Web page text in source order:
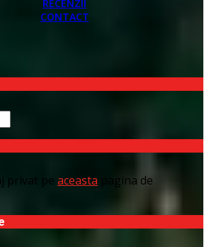
RECENZII
CONTACT
privat pe aceasta pagina de